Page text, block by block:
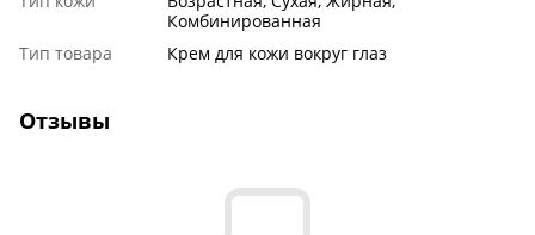
Комбинированная
Тип товара
Крем для кожи вокруг глаз
Отзывы